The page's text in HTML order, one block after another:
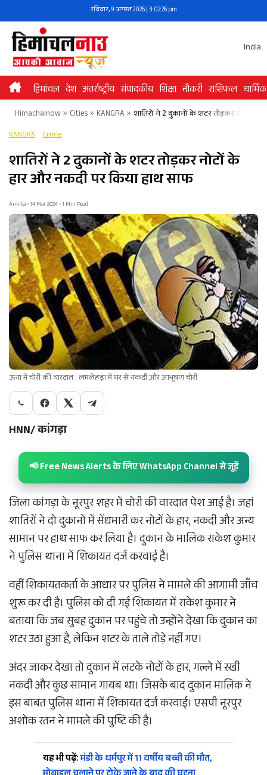
to
content
रविवार, 9 अगस्त 2026 | 3:02:26 pm
India
हिमांचल देश अंतर्राष्ट्रीय संपादकीय शिक्षा नौकरी राशिफल धार्मिक
Himachalnow» Cities» KANGRA » शातिरों ने 2 दुकानों के शटर तोड़कर नोटों के
KANGRA Crime
शातिरों ने 2 दुकानों के शटर तोड़कर नोटों के
हार और नकदी पर किया हाथ साफ
Ankita • 14 Mar 2024 • 1 Min Read
ऊना में चोरी की वारदात : लमलेहड़ा में घर से नकदी और आभूषण चोरी
HNN/ कांगड़ा
📢 Free News Alerts के लिए WhatsApp Channel से जुड़ें
जिला कांगड़ा के नूरपुर शहर में चोरी की वारदात पेश आई है। जहां
शातिरों ने दो दुकानों में सेंधमारी कर नोटों के हार, नकदी और अन्य
सामान पर हाथ साफ कर लिया है। दुकान के मालिक राकेश कुमार
ने पुलिस थाना में शिकायत दर्ज करवाई है।
वहीं शिकायतकर्ता के आधार पर पुलिस ने मामले की आगामी जाँच
शुरू कर दी है। पुलिस को दी गई शिकायत में राकेश कुमार ने
बताया कि जब सुबह दुकान पर पहुंचे तो उन्होंने देखा कि दुकान का
शटर उठा हुआ है, लेकिन शटर के ताले तोड़े नहीं गए।
अंदर जाकर देखा तो दुकान में लटके नोटों के हार, गल्ले में रखी
नकदी और कुछ सामान गायब था। जिसके बाद दुकान मालिक ने
इस बाबत पुलिस थाना में शिकायत दर्ज करवाई। एसपी नूरपुर
अशोक रतन ने मामले की पुष्टि की है।
यह भी पढ़ें:मंडी के धर्मपुर में 11 वर्षीय बच्ची की मौत,